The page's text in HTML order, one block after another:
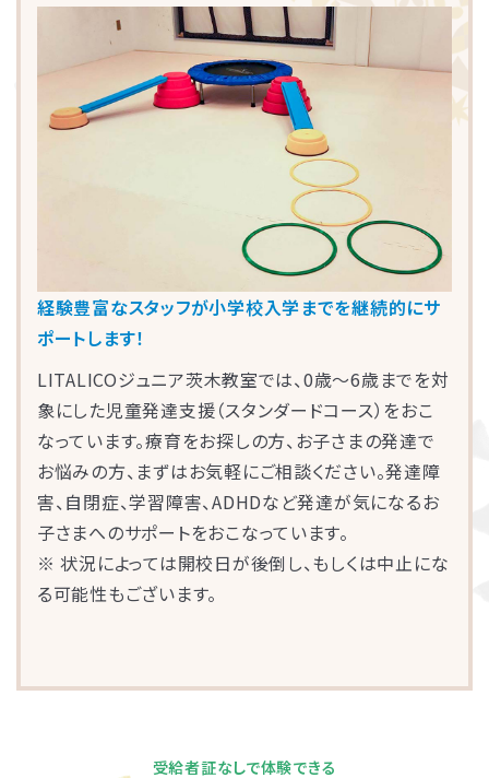
経験豊富なスタッフが小学校入学までを継続的にサ
ポートします！
LITALICOジュニア茨木教室では、0歳～6歳までを対
象にした児童発達支援（スタンダードコース）をおこ
なっています。療育をお探しの方、お子さまの発達で
お悩みの方、まずはお気軽にご相談ください。発達障
害、自閉症、学習障害、ADHDなど発達が気になるお
子さまへのサポートをおこなっています。
※ 状況によっては開校日が後倒し、もしくは中止にな
る可能性もございます。
受給者証なしで体験できる